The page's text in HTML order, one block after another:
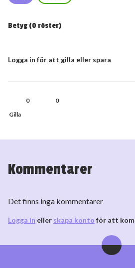
Betyg (0 röster)
Logga in för att gilla eller spara
0 0
Kommentarer
Det finns inga kommentarer
Logga in eller skapa konto för att